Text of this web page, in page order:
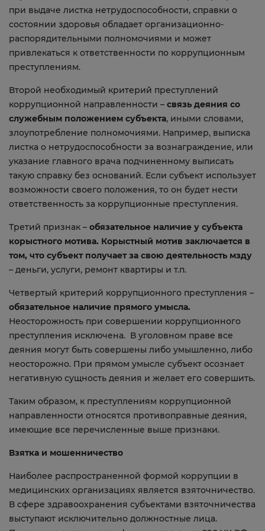
при выдаче листка нетрудоспособности, справки о
состоянии здоровья обладает организационно-
распорядительными полномочиями и может
привлекаться к ответственности по коррупционным
преступлениям.
Второй необходимый критерий преступлений
коррупционной направленности – связь деяния со
служебным положением субъекта, иными словами,
злоупотребление полномочиями. Например, выписка
листка о нетрудоспособности за вознаграждение, или
указание главного врача подчиненному выписать
такую справку без оснований. Если субъект использует
возможности своего положения, то он будет нести
ответственность за коррупционные преступления.
Третий признак – обязательное наличие у субъекта
корыстного мотива. Корыстный мотив заключается в
том, что субъект получает за свою деятельность мзду
– деньги, услуги, ремонт квартиры и т.п.
Четвертый критерий коррупционного преступления –
обязательное наличие прямого умысла.
Неосторожность при совершении коррупционного
преступления исключена. В уголовном праве все
деяния могут быть совершены либо умышленно, либо
неосторожно. При прямом умысле субъект осознает
негативную сущность деяния и желает его совершить.
Таким образом, к преступлениям коррупционной
направленности относятся противоправные деяния,
имеющие все перечисленные выше признаки.
Взятка и мошенничество
Наиболее распространенной формой коррупции в
медицинских организациях является взяточничество.
В сфере здравоохранения субъектами взяточничества
выступают исключительно должностные лица.